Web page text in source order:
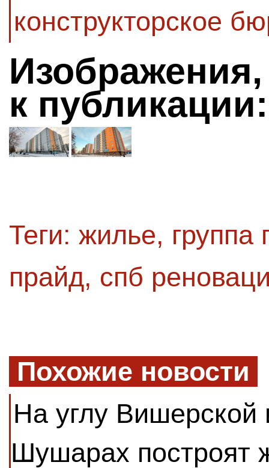
конструкторское
к публикации:
Теги: жилье, группа
прайд, спб
Похожие новости
На углу Вишерской
Шушарах построят